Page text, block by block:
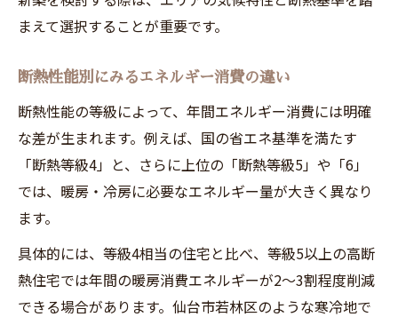
まえて選択することが重要です。
断熱性能別にみるエネルギー消費の違い
断熱性能の等級によって、年間エネルギー消費には明確
な差が生まれます。例えば、国の省エネ基準を満たす
「断熱等級4」と、さらに上位の「断熱等級5」や「6」
では、暖房・冷房に必要なエネルギー量が大きく異なり
ます。
具体的には、等級4相当の住宅と比べ、等級5以上の高断
熱住宅では年間の暖房消費エネルギーが2～3割程度削減
できる場合があります。仙台市若林区のような寒冷地で